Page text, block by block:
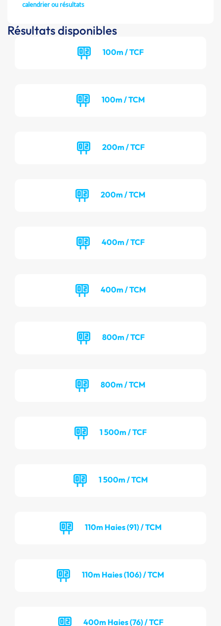
calendrier ou résultats
Résultats disponibles
100m / TCF
100m / TCM
200m / TCF
200m / TCM
400m / TCF
400m / TCM
800m / TCF
800m / TCM
1 500m / TCF
1 500m / TCM
110m Haies (91) / TCM
110m Haies (106) / TCM
400m Haies (76) / TCF